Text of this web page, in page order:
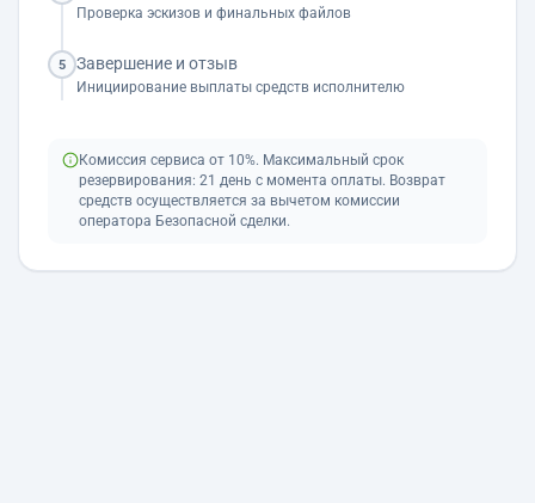
Проверка эскизов и финальных файлов
5 Завершение и отзыв
Инициирование выплаты средств исполнителю
Комиссия сервиса от 10%. Максимальный срок
резервирования: 21 день с момента оплаты. Возврат
средств осуществляется за вычетом комиссии
оператора Безопасной сделки.